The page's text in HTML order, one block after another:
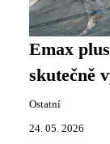
Emax
skutečně
Ostatní
24. 05. 2026